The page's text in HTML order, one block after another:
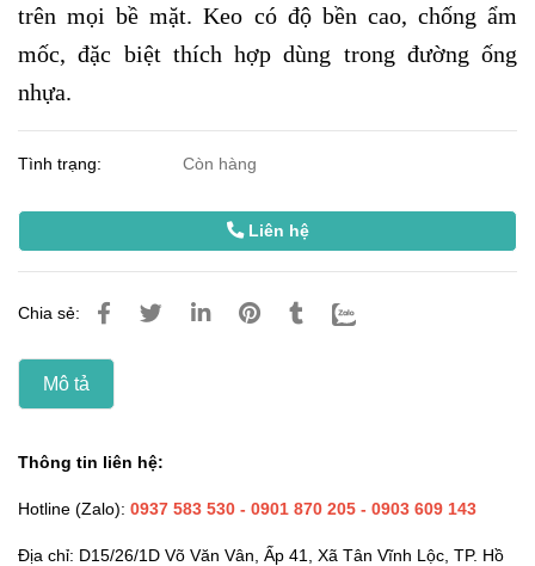
trên mọi bề mặt. Keo có độ bền cao, chống ẩm
mốc, đặc biệt thích hợp dùng trong đường ống
nhựa.
Tình trạng: Còn hàng
Liên hệ
Chia sẻ:
Mô tả
Thông tin liên hệ:
Hotline (Zalo): 0937 583 530 - 0901 870 205 - 0903 609 143
Địa chỉ: D15/26/1D Võ Văn Vân, Ấp 41, Xã Tân Vĩnh Lộc, TP. Hồ